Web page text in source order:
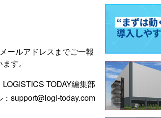
ールアドレスまでご一報
す。
LOGISTICS TODAY編集部
：support@logi-today.com